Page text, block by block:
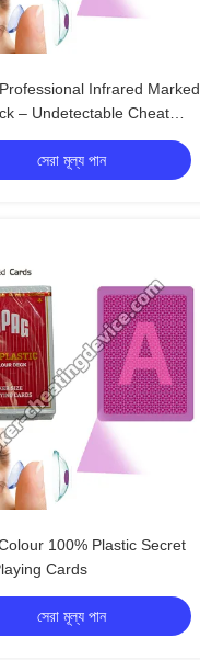
Infrared Marked
– Undetectable Cheat
সেরা মূল্য পান
100% Plastic Secret
Cards
সেরা মূল্য পান